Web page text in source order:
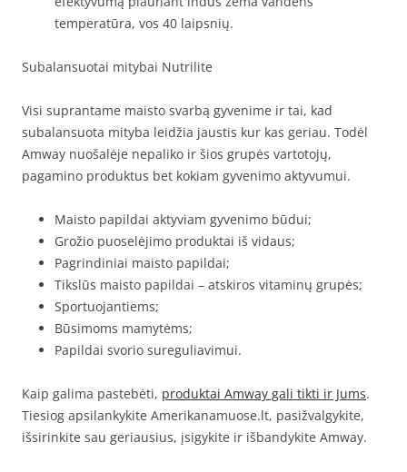
temperatūra, vos 40 laipsnių.
Subalansuotai mitybai Nutrilite
Visi suprantame maisto svarbą gyvenime ir tai, kad
subalansuota mityba leidžia jaustis kur kas geriau. Todėl
Amway nuošalėje nepaliko ir šios grupės vartotojų,
pagamino produktus bet kokiam gyvenimo aktyvumui.
Maisto papildai aktyviam gyvenimo būdui;
Grožio puoselėjimo produktai iš vidaus;
Pagrindiniai maisto papildai;
Tikslūs maisto papildai – atskiros vitaminų grupės;
Sportuojantiems;
Būsimoms mamytėms;
Papildai svorio sureguliavimui.
Kaip galima pastebėti, produktai Amway gali tikti ir Jums.
Tiesiog apsilankykite Amerikanamuose.lt, pasižvalgykite,
išsirinkite sau geriausius, įsigykite ir išbandykite Amway.